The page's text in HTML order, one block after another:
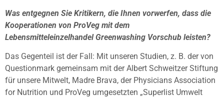
Was entgegnen Sie Kritikern, die Ihnen vorwerfen, dass die
Kooperationen von ProVeg mit dem
Lebensmitteleinzelhandel Greenwashing Vorschub leisten?
Das Gegenteil ist der Fall: Mit unseren Studien, z. B. der von
Questionmark gemeinsam mit der Albert Schweitzer Stiftung
für unsere Mitwelt, Madre Brava, der Physicians Association
for Nutrition und ProVeg umgesetzten „Superlist Umwelt